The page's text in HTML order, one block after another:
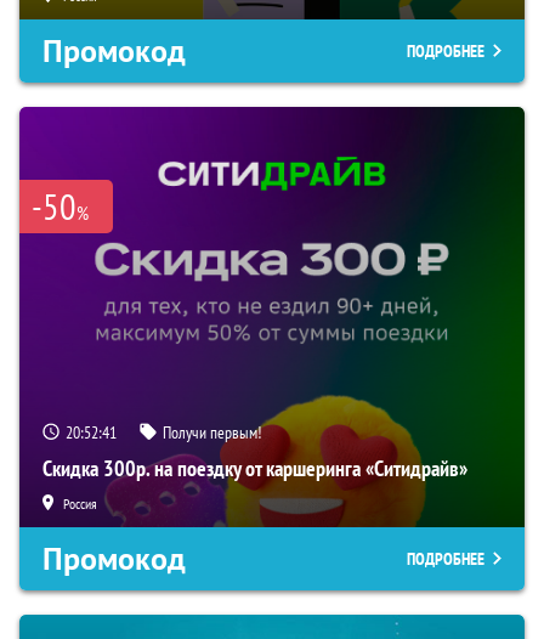
Промокод ПОДРОБНЕЕ
-50%
20:52:40 Получи первым!
Скидка 300р. на поездку от каршеринга «Ситидрайв»
Россия
Промокод ПОДРОБНЕЕ